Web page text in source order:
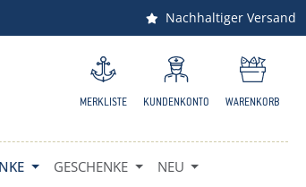
Nachhaltiger Versand
MERKLISTE KUNDENKONTO WARENKORB
GESCHENKE
NEU